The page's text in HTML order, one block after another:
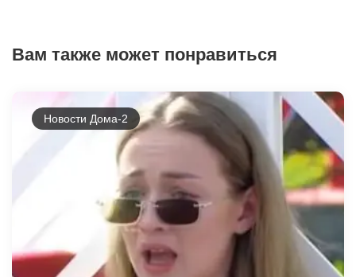
Вам также может понравиться
Новости Дома-2